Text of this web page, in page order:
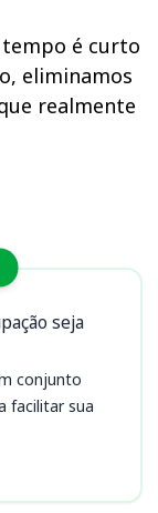
tempo é curto
eliminamos
realmente
seja
conjunto
facilitar sua